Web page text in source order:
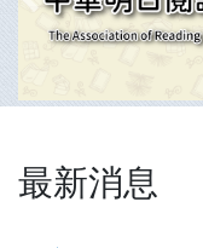
最新消息